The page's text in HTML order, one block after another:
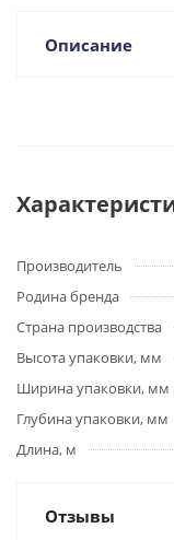
Описание
Производитель
Родина бренда
Страна производства
Высота упаковки, мм
Ширина упаковки, мм
Глубина упаковки, мм
Длина, м
Отзывы